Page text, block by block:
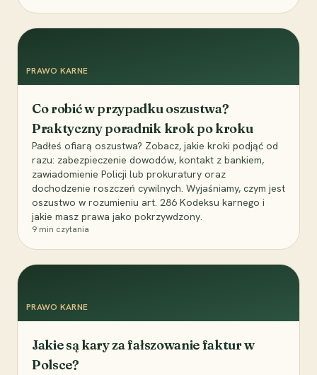
PRAWO KARNE
Co robić w przypadku oszustwa?
Praktyczny poradnik krok po kroku
Padłeś ofiarą oszustwa? Zobacz, jakie kroki podjąć od
razu: zabezpieczenie dowodów, kontakt z bankiem,
zawiadomienie Policji lub prokuratury oraz
dochodzenie roszczeń cywilnych. Wyjaśniamy, czym jest
oszustwo w rozumieniu art. 286 Kodeksu karnego i
jakie masz prawa jako pokrzywdzony.
9 min czytania
PRAWO KARNE
Jakie są kary za fałszowanie faktur w
Polsce?